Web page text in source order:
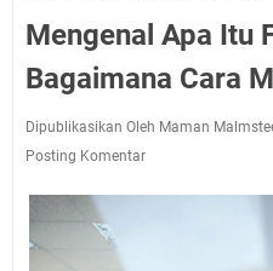
Mengenal Apa Itu
Bagaimana Cara
Dipublikasikan Oleh Maman
Posting Komentar